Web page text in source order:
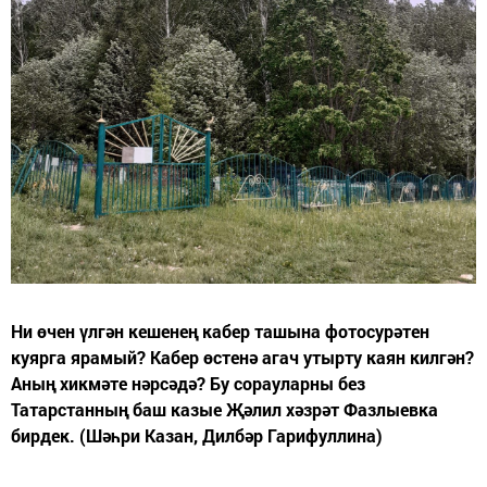
Ни өчен үлгән кешенең кабер ташына фотосурәтен
куярга ярамый? Кабер өстенә агач утырту каян килгән?
Аның хикмәте нәрсәдә? Бу сорауларны без
Татарстанның баш казые Җәлил хәзрәт Фазлыевка
бирдек. (Шәһри Казан, Дилбәр Гарифуллина)